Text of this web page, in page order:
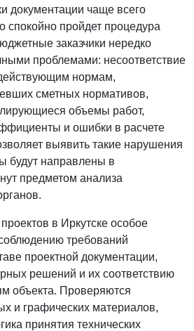
документации чаще всего
спокойно пройдет процедура
заказчики нередко
проблемами: несоответствие
нормам,
сметных нормативов,
объемы работ,
и ошибки в расчете
выявить такие нарушения
будут направлены в
предметом анализа
в Иркутске особое
требований
проектной документации,
решений и их соответствию
объекта. Проверяются
и графических материалов,
принятия технических